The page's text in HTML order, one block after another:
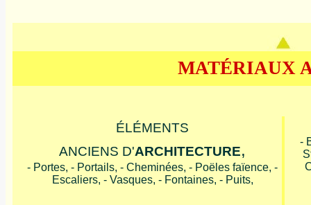
MATÉRIAUX
ÉLÉMENTS
ANCIENS D'ARCHITECTURE,
- Portes, - Portails, - Cheminées, - Poëles faïence, -
Escaliers, - Vasques, - Fontaines, - Puits,
-